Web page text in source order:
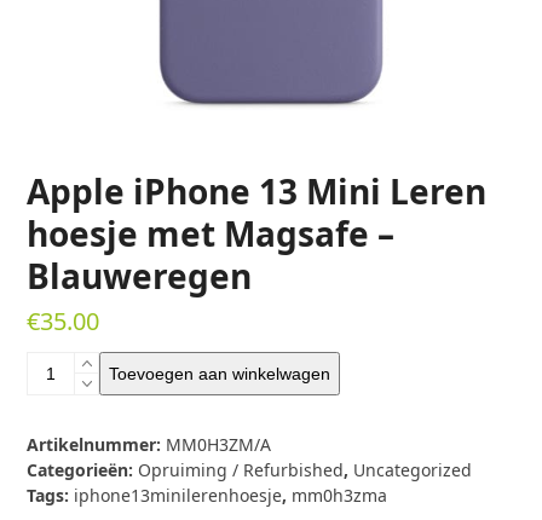
Apple iPhone 13 Mini Leren
hoesje met Magsafe –
Blauweregen
€35.00
Apple
Mini
Leren
hoesje
Toevoegen aan winkelwagen
Artikelnummer: MM0H3ZM/A
Categorieën: Opruiming / Refurbished, Uncategorized
Tags: iphone13minilerenhoesje, mm0h3zma